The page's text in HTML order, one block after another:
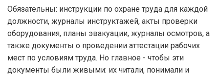
Обязательны: инструкции по охране труда для каждой
должности, журналы инструктажей, акты проверки
оборудования, планы эвакуации, журналы осмотров, а
также документы о проведении аттестации рабочих
мест по условиям труда. Но главное - чтобы эти
документы были живыми: их читали, понимали и